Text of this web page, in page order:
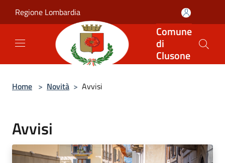
Regione Lombardia
Comune
di
Clusone
Home > Novità > Avvisi
Avvisi